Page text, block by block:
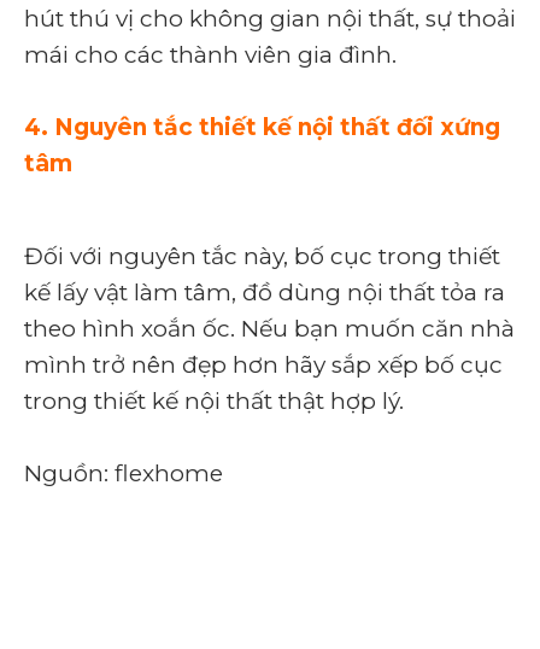
hút thú vị cho không gian nội thất, sự thoải
mái cho các thành viên gia đình.
4. Nguyên tắc thiết kế nội thất đối xứng
tâm
Đối với nguyên tắc này, bố cục trong thiết
kế lấy vật làm tâm, đồ dùng nội thất tỏa ra
theo hình xoắn ốc. Nếu bạn muốn căn nhà
mình trở nên đẹp hơn hãy sắp xếp bố cục
trong thiết kế nội thất thật hợp lý.
Nguồn: flexhome